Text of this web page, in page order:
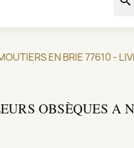
EN BRIE 77610 -
OBSÈQUES A